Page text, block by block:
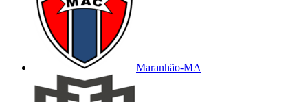
Maranhão-MA